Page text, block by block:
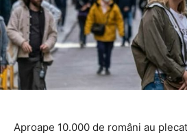
Aproape 10.000 de români au